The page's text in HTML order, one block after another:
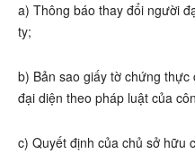
a) Thông báo thay đổi người
ty;
b) Bản sao giấy tờ chứng
đại diện theo pháp luật của
c) Quyết định của chủ sở hữu